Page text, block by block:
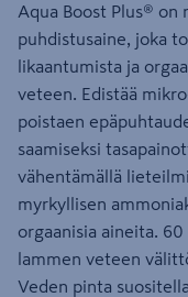
Aqua Boost Plus® on
puhdistusaine, joka
likaantumista ja
veteen. Edistää
poistaen
saamiseksi
vähentämällä
myrkyllisen
orgaanisia aineita.
lammen veteen
Veden pinta